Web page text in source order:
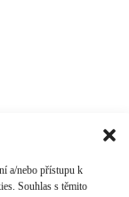
a/nebo přístupu k
Souhlas s těmito